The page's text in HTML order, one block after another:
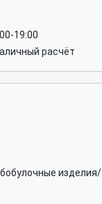
19:00
расчёт
изделия/